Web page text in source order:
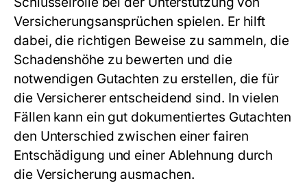
Versicherungsansprüchen spielen. Er hilft
dabei, die richtigen Beweise zu sammeln, die
Schadenshöhe zu bewerten und die
notwendigen Gutachten zu erstellen, die für
die Versicherer entscheidend sind. In vielen
Fällen kann ein gut dokumentiertes Gutachten
den Unterschied zwischen einer fairen
Entschädigung und einer Ablehnung durch
die Versicherung ausmachen.